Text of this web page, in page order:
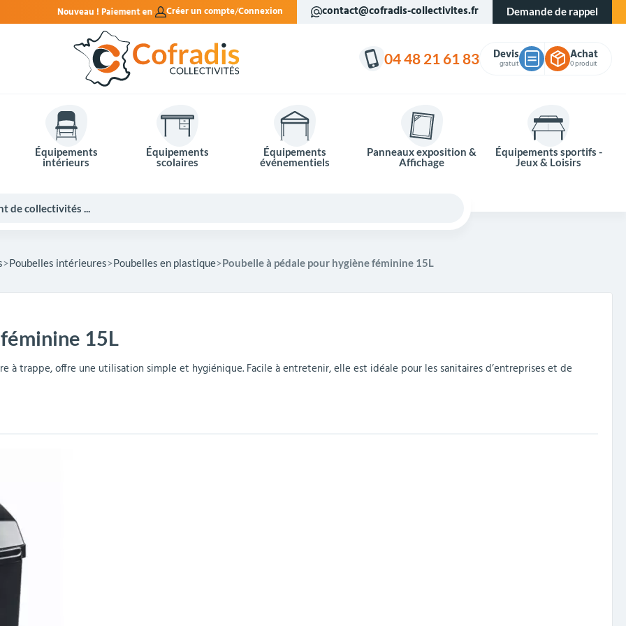
en 4x sans frais. Créer un compte Connexion contact@cofradis-collectivites.fr Demande de rappel
04 48 21 61 83 Devis
gratuit
Achat
0 produit
Équipements
intérieurs
Équipements
scolaires
Équipements
événementiels
Panneaux exposition &
Affichage
Équipements sportifs -
Jeux & Loisirs
Abris fumeurs
parking
Miroirs de sécurité
Mobilier de bureau
Mobilier crèche et
maternelle
Pavoisement
Poubelles intérieures Poubelles en plastique Poubelle à pédale pour hygiène féminine 15L
15L
à trappe, offre une utilisation simple et hygiénique. Facile à entretenir, elle est idéale pour les sanitaires d’entreprises et de